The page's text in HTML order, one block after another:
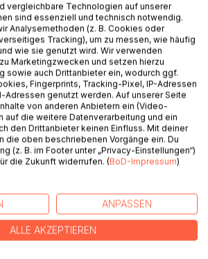
von Mexiko nach Kanada über 4.279
diesen Trail eines Tages zu
unendliche Distanz und die
entlang des Trails scheinen immens
an die Hand, zeigt
und Risiken in den einzelnen Etappen
Vorbereitung und Durchführung.
organisatorische Aspekte, wie Visa,
vergleichbare Technologien auf unserer
sind essenziell und technisch notwendig.
Analysemethoden (z. B. Cookies oder
Tracking), um zu messen, wie häufig
wie sie genutzt wird. Wir verwenden
Marketingzwecken und setzen hierzu
sowie auch Drittanbieter ein, wodurch ggf.
Fingerprints, Tracking-Pixel, IP-Adressen
Adressen genutzt werden. Auf unserer Seite
von anderen Anbietern ein (Video-
auf die weitere Datenverarbeitung und ein
den Drittanbieter keinen Einfluss. Mit deiner
die oben beschriebenen Vorgänge ein. Du
(z. B. im Footer unter „Privacy-Einstellungen“)
die Zukunft widerrufen. (BoD-Impressum)
ANPASSEN
ALLE AKZEPTIEREN